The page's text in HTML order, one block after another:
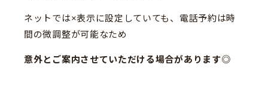
ネットでは×表示に設定していても、電話予約は時
間の微調整が可能なため
意外とご案内させていただける場合があります◎